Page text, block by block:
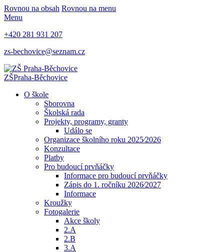
Rovnou na obsah Rovnou na menu
Menu
+420 281 931 207
zs-bechovice@seznam.cz
ZŠPraha-Běchovice
O škole
Sborovna
Školská rada
Projekty, programy, granty
Událo se
Organizace školního roku 2025⁄2026
Konzultace
Platby
Pro budoucí prvňáčky
Informace pro budoucí prvňáčky
Zápis do 1. ročníku 2026⁄2027
Informace
Kroužky
Fotogalerie
Akce školy
2.A
2.B
3.A